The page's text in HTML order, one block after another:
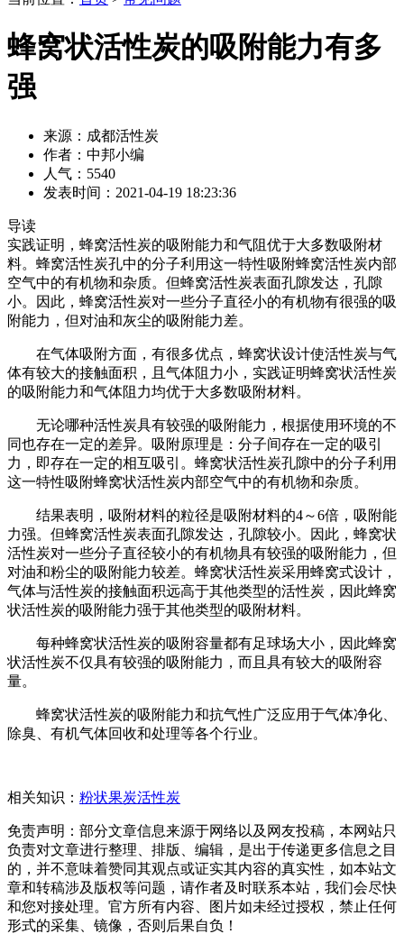
蜂窝状活性炭的吸附能力有多
强
来源：成都活性炭
作者：中邦小编
人气：5540
发表时间：2021-04-19 18:23:36
导读
实践证明，蜂窝活性炭的吸附能力和气阻优于大多数吸附材
料。蜂窝活性炭孔中的分子利用这一特性吸附蜂窝活性炭内部
空气中的有机物和杂质。但蜂窝活性炭表面孔隙发达，孔隙
小。因此，蜂窝活性炭对一些分子直径小的有机物有很强的吸
附能力，但对油和灰尘的吸附能力差。
在气体吸附方面，有很多优点，蜂窝状设计使活性炭与气
体有较大的接触面积，且气体阻力小，实践证明蜂窝状活性炭
的吸附能力和气体阻力均优于大多数吸附材料。
无论哪种活性炭具有较强的吸附能力，根据使用环境的不
同也存在一定的差异。吸附原理是：分子间存在一定的吸引
力，即存在一定的相互吸引。蜂窝状活性炭孔隙中的分子利用
这一特性吸附蜂窝状活性炭内部空气中的有机物和杂质。
结果表明，吸附材料的粒径是吸附材料的4～6倍，吸附能
力强。但蜂窝活性炭表面孔隙发达，孔隙较小。因此，蜂窝状
活性炭对一些分子直径较小的有机物具有较强的吸附能力，但
对油和粉尘的吸附能力较差。蜂窝状活性炭采用蜂窝式设计，
气体与活性炭的接触面积远高于其他类型的活性炭，因此蜂窝
状活性炭的吸附能力强于其他类型的吸附材料。
每种蜂窝状活性炭的吸附容量都有足球场大小，因此蜂窝
状活性炭不仅具有较强的吸附能力，而且具有较大的吸附容
量。
蜂窝状活性炭的吸附能力和抗气性广泛应用于气体净化、
除臭、有机气体回收和处理等各个行业。
相关知识： 粉状果炭活性炭
免责声明：部分文章信息来源于网络以及网友投稿，本网站只
负责对文章进行整理、排版、编辑，是出于传递更多信息之目
的，并不意味着赞同其观点或证实其内容的真实性，如本站文
章和转稿涉及版权等问题，请作者及时联系本站，我们会尽快
和您对接处理。官方所有内容、图片如未经过授权，禁止任何
形式的采集、镜像，否则后果自负！